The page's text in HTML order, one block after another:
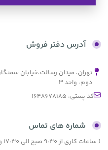
آدرس دفتر فروش
دوم، واحد ۳
کد پستی: 1648678185
شماره های تماس
( ساعات کاری از 9:30 صبح الی 17:30 و پنجشنبه از 10 الی 15)